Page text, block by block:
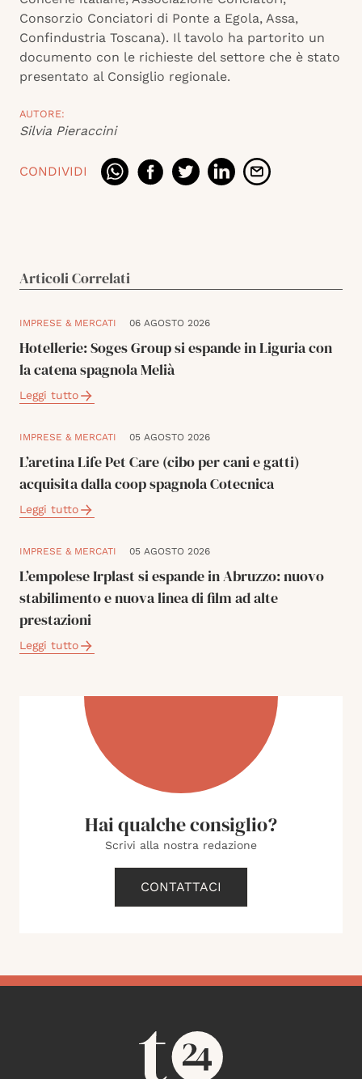
Consorzio Conciatori di Ponte a Egola, Assa,
Confindustria Toscana). Il tavolo ha partorito un
documento con le richieste del settore che è stato
presentato al Consiglio regionale.
AUTORE:
Silvia Pieraccini
CONDIVIDI
Articoli Correlati
IMPRESE & MERCATI 06 AGOSTO 2026
Hotellerie: Soges Group si espande in Liguria con
la catena spagnola Melià
Leggi tutto
IMPRESE & MERCATI 05 AGOSTO 2026
L’aretina Life Pet Care (cibo per cani e gatti)
acquisita dalla coop spagnola Cotecnica
Leggi tutto
IMPRESE & MERCATI 05 AGOSTO 2026
L’empolese Irplast si espande in Abruzzo: nuovo
stabilimento e nuova linea di film ad alte
prestazioni
Leggi tutto
Hai qualche consiglio?
Scrivi alla nostra redazione
CONTATTACI